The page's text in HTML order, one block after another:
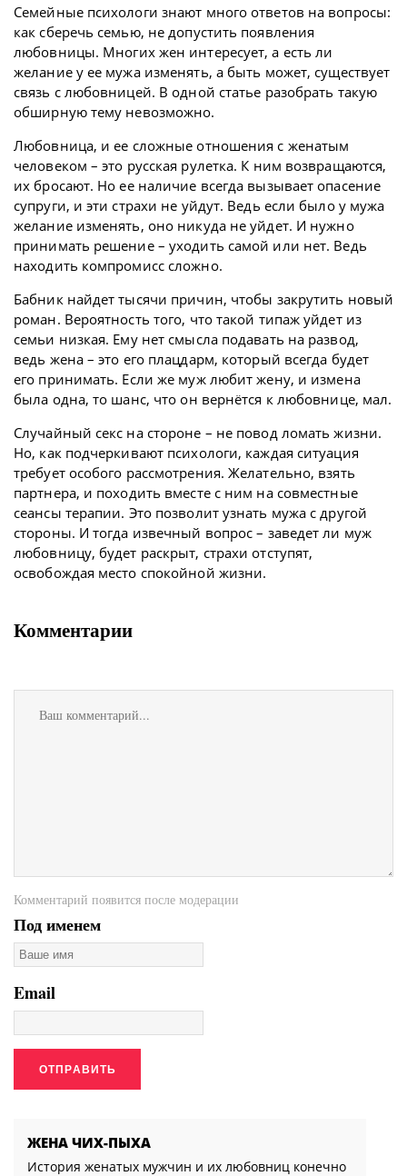
Семейные психологи знают много ответов на вопросы:
как сберечь семью, не допустить появления
любовницы. Многих жен интересует, а есть ли
желание у ее мужа изменять, а быть может, существует
связь с любовницей. В одной статье разобрать такую
обширную тему невозможно.
Любовница, и ее сложные отношения с женатым
человеком – это русская рулетка. К ним возвращаются,
их бросают. Но ее наличие всегда вызывает опасение
супруги, и эти страхи не уйдут. Ведь если было у мужа
желание изменять, оно никуда не уйдет. И нужно
принимать решение – уходить самой или нет. Ведь
находить компромисс сложно.
Бабник найдет тысячи причин, чтобы закрутить новый
роман. Вероятность того, что такой типаж уйдет из
семьи низкая. Ему нет смысла подавать на развод,
ведь жена – это его плацдарм, который всегда будет
его принимать. Если же муж любит жену, и измена
была одна, то шанс, что он вернётся к любовнице, мал.
Случайный секс на стороне – не повод ломать жизни.
Но, как подчеркивают психологи, каждая ситуация
требует особого рассмотрения. Желательно, взять
партнера, и походить вместе с ним на совместные
сеансы терапии. Это позволит узнать мужа с другой
стороны. И тогда извечный вопрос – заведет ли муж
любовницу, будет раскрыт, страхи отступят,
освобождая место спокойной жизни.
Комментарии
Комментарий появится после модерации
Под именем
Email
ЖЕНА ЧИХ-ПЫХА
История женатых мужчин и их любовниц конечно